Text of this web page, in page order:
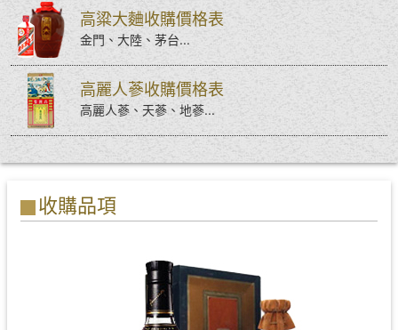
高粱大麯收購價格表
金門、大陸、茅台...
高麗人蔘收購價格表
高麗人蔘、天蔘、地蔘...
收購品項